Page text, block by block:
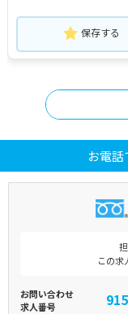
保存する
お電
この求
お問い合わせ
求人番号